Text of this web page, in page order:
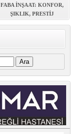
FABA İNŞAAT: KONFOR,
ŞIKLIK, PRESTİJ